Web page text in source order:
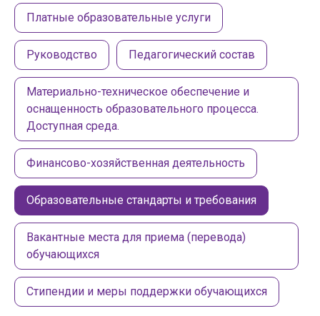
Платные образовательные услуги
Руководство Педагогический состав
Материально-техническое обеспечение и
оснащенность образовательного процесса.
Доступная среда.
Финансово-хозяйственная деятельность
Образовательные стандарты и требования
Вакантные места для приема (перевода)
обучающихся
Стипендии и меры поддержки обучающихся